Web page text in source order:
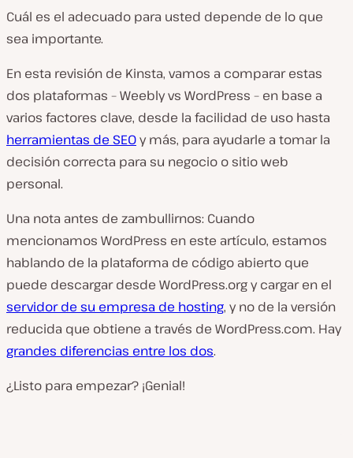
Cuál es el adecuado para usted depende de lo que
sea importante.
En esta revisión de Kinsta, vamos a comparar estas
dos plataformas – Weebly vs WordPress – en base a
varios factores clave, desde la facilidad de uso hasta
herramientas de SEOy más, para ayudarle a tomar la
decisión correcta para su negocio o sitio web
personal.
Una nota antes de zambullirnos: Cuando
mencionamos WordPress en este artículo, estamos
hablando de la plataforma de código abierto que
puede descargar desde WordPress.org y cargar en el
servidor de su empresa de hosting, y no de la versión
reducida que obtiene a través de WordPress.com. Hay
grandes diferencias entre los dos.
¿Listo para empezar? ¡Genial!